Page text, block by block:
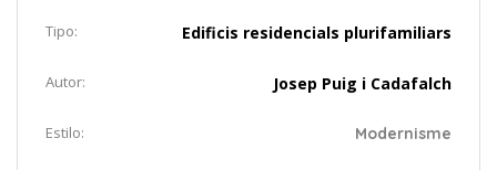
Tipo: Edificis residencials plurifamiliars
Autor: Josep Puig i Cadafalch
Estilo: Modernisme